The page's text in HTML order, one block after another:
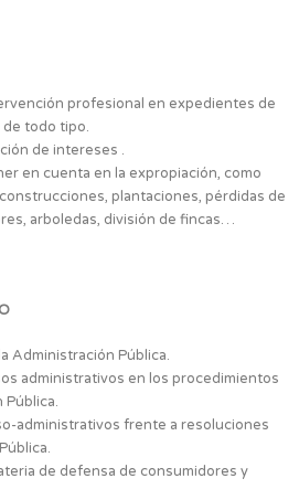
profesional en expedientes de
de todo tipo.
de intereses .
en cuenta en la expropiación, como
plantaciones, pérdidas de
arboledas, división de fincas…
Administración Pública.
administrativos en los procedimientos
Pública.
administrativos frente a resoluciones
de defensa de consumidores y